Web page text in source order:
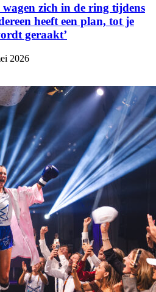
zich in de ring tijdens
heeft een plan, tot je
geraakt’
2026